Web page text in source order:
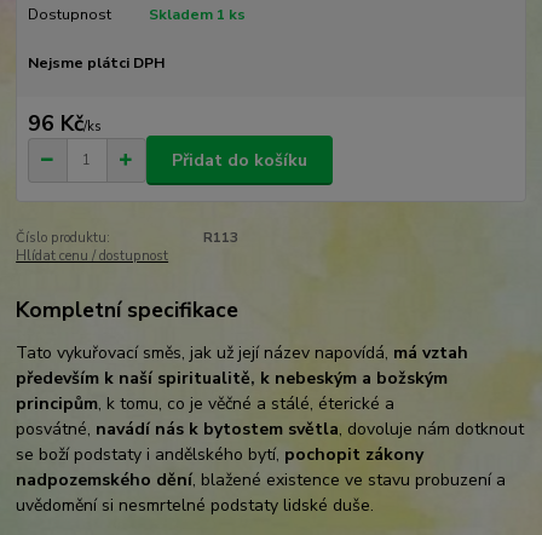
Dostupnost Skladem 1 ks
Nejsme plátci DPH
96 Kč/ks
Přidat do košíku
Číslo produktu:
R113
Hlídat cenu / dostupnost
Kompletní specifikace
Tato vykuřovací směs, jak už její název napovídá, má vztah
především k naší spiritualitě, k nebeským a božským
principům, k tomu, co je věčné a stálé, éterické a
posvátné, navádí nás k bytostem světla, dovoluje nám dotknout
se boží podstaty i andělského bytí, pochopit zákony
nadpozemského dění, blažené existence ve stavu probuzení a
uvědomění si nesmrtelné podstaty lidské duše.